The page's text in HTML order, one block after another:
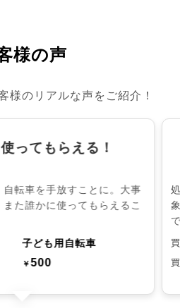
様の声
様のリアルな声をご紹介！
ってもらえる！
転車を手放すことに。大事
た誰かに使ってもらえるこ
子ども用自転車
￥500